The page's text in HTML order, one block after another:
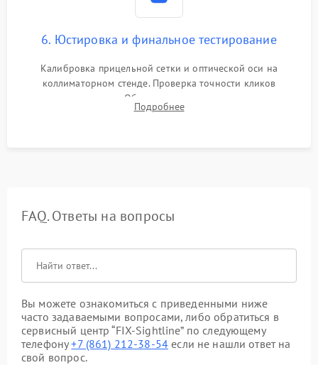
6. Юстировка и финальное тестирование
Калибровка прицельной сетки и оптической оси на
коллиматорном стенде. Проверка точности кликов
механизма поправок. Обязательное испытание прицела на
ударном стенде для проверки устойчивости к отдаче и
Подробнее
FAQ. Ответы на вопросы
Вы можете ознакомиться с приведенными ниже
часто задаваемыми вопросами, либо обратиться в
сервисный центр “FIX-Sightline” по следующему
телефону+7 (861) 212-38-54 если не нашли ответ на
свой вопрос.